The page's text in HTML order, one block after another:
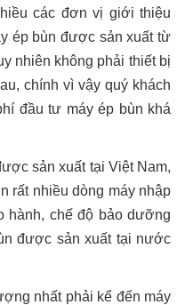
các đơn vị giới thiệu
ép bùn được sản xuất từ
nhiên không phải thiết bị
chính vì vậy quý khách
đầu tư máy ép bùn khá
sản xuất tại Việt Nam,
rất nhiều dòng máy nhập
hành, chế độ bảo dưỡng
được sản xuất tại nước
nhất phải kể đến máy